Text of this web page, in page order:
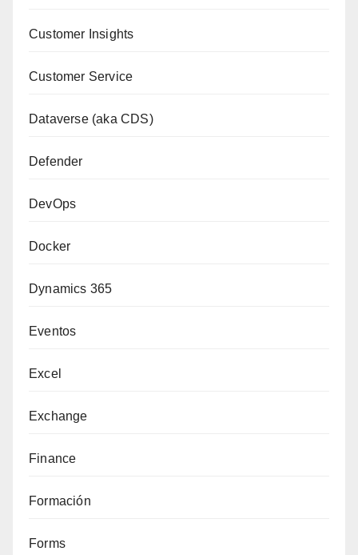
Customer Insights
Customer Service
Dataverse (aka CDS)
Defender
DevOps
Docker
Dynamics 365
Eventos
Excel
Exchange
Finance
Formación
Forms